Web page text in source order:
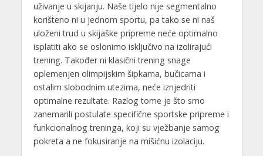
uživanje u skijanju. Naše tijelo nije segmentalno
korišteno ni u jednom sportu, pa tako se ni naš
uloženi trud u skijaške pripreme neće optimalno
isplatiti ako se oslonimo isključivo na izolirajući
trening. Također ni klasični trening snage
oplemenjen olimpijskim šipkama, bučicama i
ostalim slobodnim utezima, neće iznjedriti
optimalne rezultate. Razlog tome je što smo
zanemarili postulate specifične sportske pripreme i
funkcionalnog treninga, koji su vježbanje samog
pokreta a ne fokusiranje na mišićnu izolaciju.